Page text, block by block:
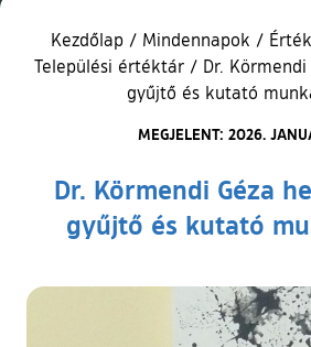
Kezdőlap / Mindennapok /
Települési értéktár / Dr.
gyűjtő és kutató
MEGJELENT: 2026.
Dr. Körmendi Géza
gyűjtő és kutató